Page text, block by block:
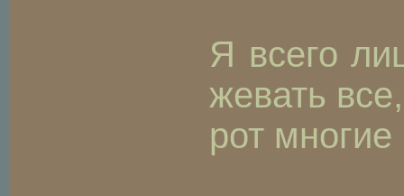
Я всего
жевать
рот